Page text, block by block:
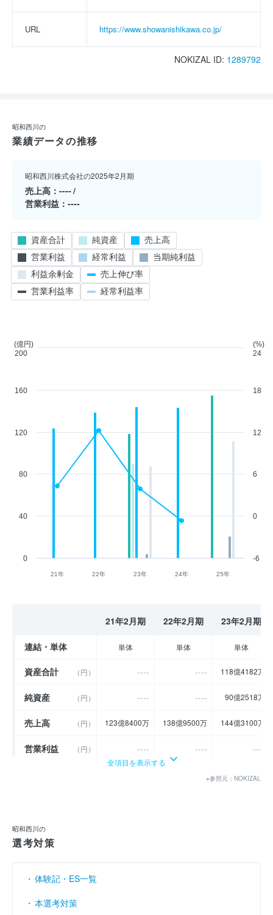
URL https://www.showanishikawa.co.jp/
NOKIZAL ID: 1289792
昭和西川の
業績データの推移
昭和西川株式会社の2025年2月期
売上高
----
営業利益
----
21年 22年 23年 24年 25年
0
40
80
120
160
(億円)
200
-6
0
6
12
18
(%)
24
資産合計 純資産
売上高
営業利益
経常利益
当期純利益
利益余剰金
売上伸び率
営業利益率
経常利益率
21年2月期 22年2月期 23年2月期
連結・単体 単体 単体 単体
資産合計 （円） ---- ---- 118億4182万
純資産 （円） ---- ---- 90億2518万
売上高 （円） 123億8400万 138億9500万 144億3100万
営業利益 （円） ---- ---- ----
----
利益余剰金
売上伸び率
営業利益率 （％）
経常利益率 （％）
全項目を表示する
※参照元：NOKIZAL
昭和西川の
選考対策
体験記・ES一覧
本選考対策